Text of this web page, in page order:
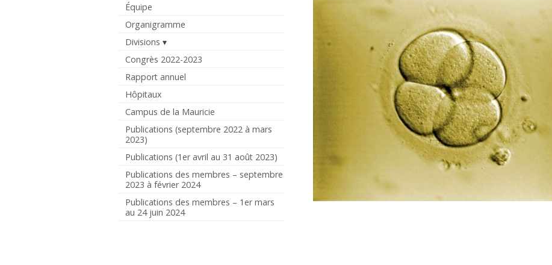
Équipe
Organigramme
Divisions
Congrès 2022-2023
Rapport annuel
Hôpitaux
Campus de la Mauricie
Publications (septembre 2022 à mars
2023)
Publications (1er avril au 31 août 2023)
Publications des membres – septembre
2023 à février 2024
Publications des membres – 1er mars
au 24 juin 2024